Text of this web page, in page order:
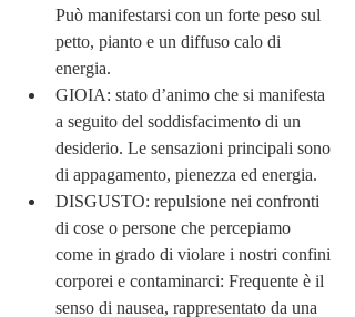
Può manifestarsi con un forte peso sul
petto, pianto e un diffuso calo di
energia.
GIOIA: stato d’animo che si manifesta
a seguito del soddisfacimento di un
desiderio. Le sensazioni principali sono
di appagamento, pienezza ed energia.
DISGUSTO: repulsione nei confronti
di cose o persone che percepiamo
come in grado di violare i nostri confini
corporei e contaminarci: Frequente è il
senso di nausea, rappresentato da una